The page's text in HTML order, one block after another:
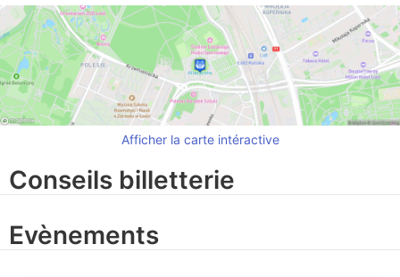
Afficher la carte intéractive
Conseils billetterie
Evènements